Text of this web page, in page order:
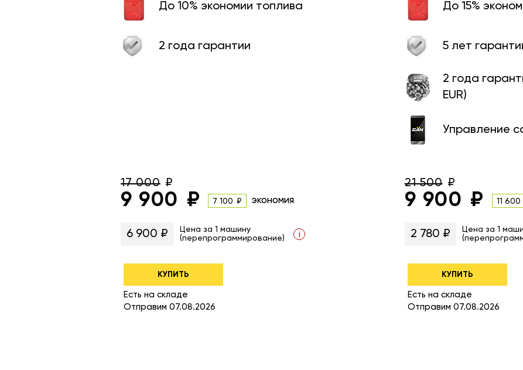
До 15%
5 лет
2 года
EUR)
Управление
21 500
9 900 11 600
2 780 ₽
Цена за 1
КУПИТЬ
Есть на складе
Отправим 07.08.2026
До 10% экономии топлива
2 года гарантии
17 000
9 900 7 100 экономия
6 900 ₽
Цена за 1 машину
(перепрограммирование)
i
КУПИТЬ
Есть на складе
Отправим 07.08.2026